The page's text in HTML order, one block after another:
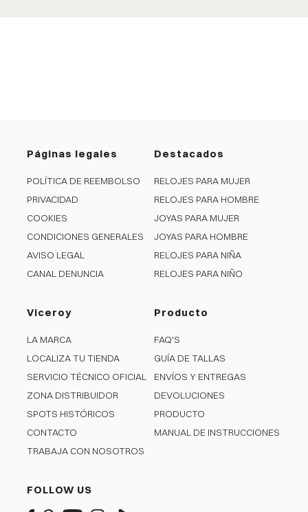
Páginas legales
POLÍTICA DE REEMBOLSO
PRIVACIDAD
COOKIES
CONDICIONES GENERALES
AVISO LEGAL
CANAL DENUNCIA
Destacados
RELOJES PARA MUJER
RELOJES PARA HOMBRE
JOYAS PARA MUJER
JOYAS PARA HOMBRE
RELOJES PARA NIÑA
RELOJES PARA NIÑO
Viceroy
LA MARCA
LOCALIZA TU TIENDA
SERVICIO TÉCNICO OFICIAL
ZONA DISTRIBUIDOR
SPOTS HISTÓRICOS
CONTACTO
TRABAJA CON NOSOTROS
Producto
FAQ'S
GUÍA DE TALLAS
ENVÍOS Y ENTREGAS
DEVOLUCIONES
PRODUCTO
MANUAL DE INSTRUCCIONES
FOLLOW US